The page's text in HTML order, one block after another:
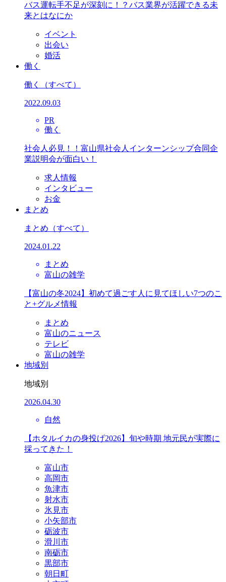
バス運転手不足が深刻に！？バス業界が活躍できる未
来とはなにか
イベント
出会い
婚活
働く
働く （すべて）
2022.09.03
PR
働く
社会人必見！！富山県社会人インターンシップ合同企
業説明会が面白い！
求人情報
インタビュー
お金
まとめ
まとめ （すべて）
2024.01.22
まとめ
富山の雑学
【富山の冬2024】初めて過ごす人に見てほしい7つのこ
と+グルメ情報
まとめ
富山のニュース
テレビ
富山の雑学
地域別
地域別
2026.04.30
自然
【ホタルイカの身投げ2026】旬や時期 地元民が実際に
採ってきた！
富山市
高岡市
魚津市
射水市
氷見市
小矢部市
砺波市
滑川市
南砺市
黒部市
朝日町